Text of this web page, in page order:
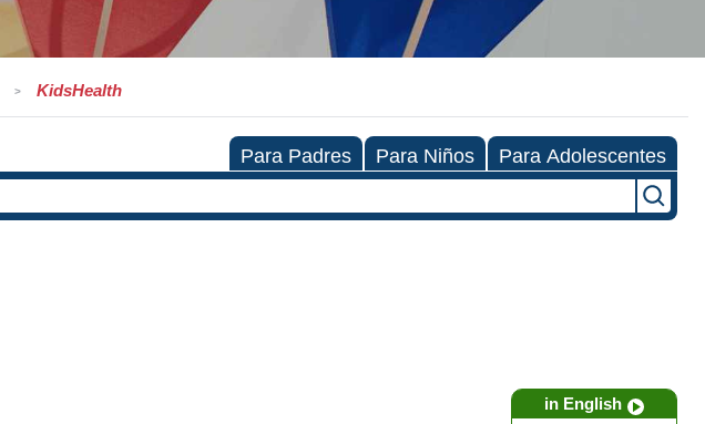
KidsHealth
Para Padres Para Niños Para Adolescentes
in English